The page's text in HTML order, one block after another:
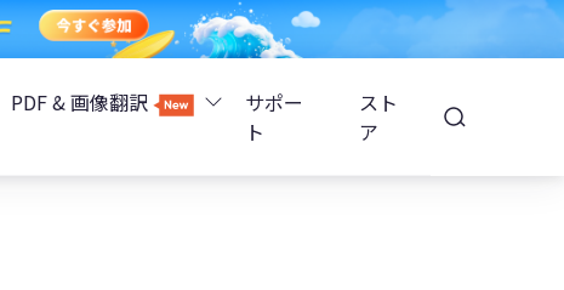
PDF & 画像翻訳
サポー
ト
スト
ア